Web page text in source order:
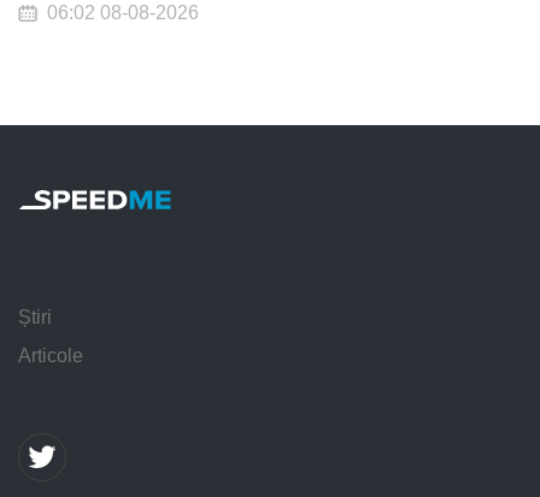
06:02 08-08-2026
Știri
Articole